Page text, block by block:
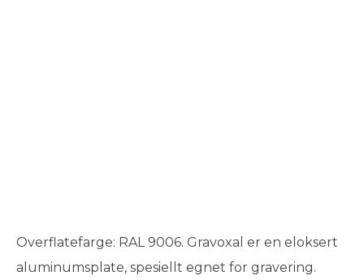
Overflatefarge: RAL 9006. Gravoxal er en eloksert
aluminumsplate, spesiellt egnet for gravering.